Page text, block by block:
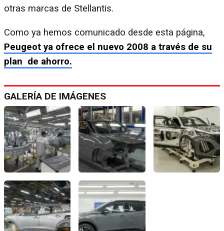
otras marcas de Stellantis.
Como ya hemos comunicado desde esta página,
Peugeot ya ofrece el nuevo 2008 a través de su
plan de ahorro.
GALERÍA DE IMÁGENES